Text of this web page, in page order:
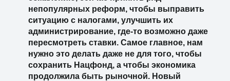
непопулярных реформ, чтобы выправить
ситуацию с налогами, улучшить их
администрирование, где-то возможно даже
пересмотреть ставки. Самое главное, нам
нужно это делать даже не для того, чтобы
сохранить Нацфонд, а чтобы экономика
продолжила быть рыночной. Новый